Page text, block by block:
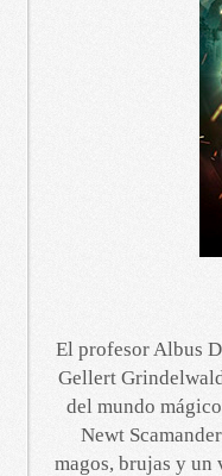
El profesor Albus
Gellert
del mundo
Newt
magos, brujas y un